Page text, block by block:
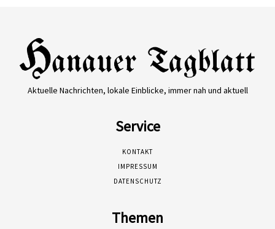
Aktuelle Nachrichten, lokale Einblicke, immer nah und aktuell
Service
KONTAKT
IMPRESSUM
DATENSCHUTZ
Themen